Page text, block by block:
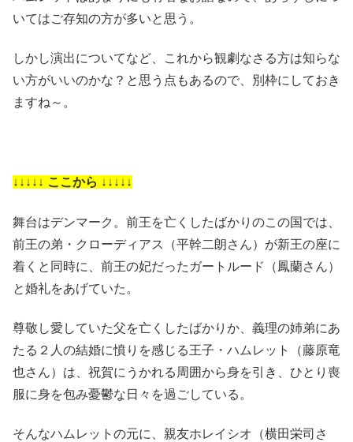
いてはご存知の方が多いと思う。
しかし演出についてなど、これから観劇なさる方は知らな
い方がいいのかな？と思う点もあるので、別枠にしておき
ますね～。
↓↓↓↓↓ ここから ↓↓↓↓↓
舞台はデンマーク。前王を亡くしたばかりのこの国では、
前王の弟・クローディアス（平幹二朗さん）が新王の座に
着くと同時に、前王の妃だったガートルード（鳳蘭さん）
と婚礼をあげていた。
尊敬し愛していた父を亡くしたばかりか、義理の姉弟にあ
たる２人の結婚に憤りを感じる王子・ハムレット（藤原竜
也さん）は、祝賀にうかれる周囲から身を引き、ひとり喪
服に身を包み憂鬱な日々を過ごしている。
そんなハムレットの元に、親友ホレイシオ（横田栄司さ